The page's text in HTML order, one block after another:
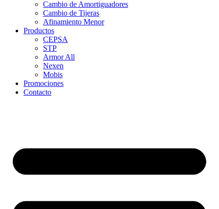
Cambio de Amortiguadores
Cambio de Tijeras
Afinamiento Menor
Productos
CEPSA
STP
Armor All
Nexen
Mobis
Promociones
Contacto